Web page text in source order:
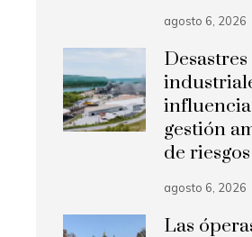
agosto 6, 2026
Desastres
gestión
de riesgos
agosto 6, 2026
Las